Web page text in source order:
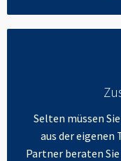
Selten müssen
aus der eigenen
Partner beraten